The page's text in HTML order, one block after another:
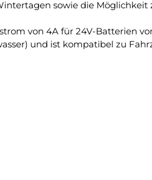
sowie die
von 4A für 24V-Batterien
und ist kompatibel zu